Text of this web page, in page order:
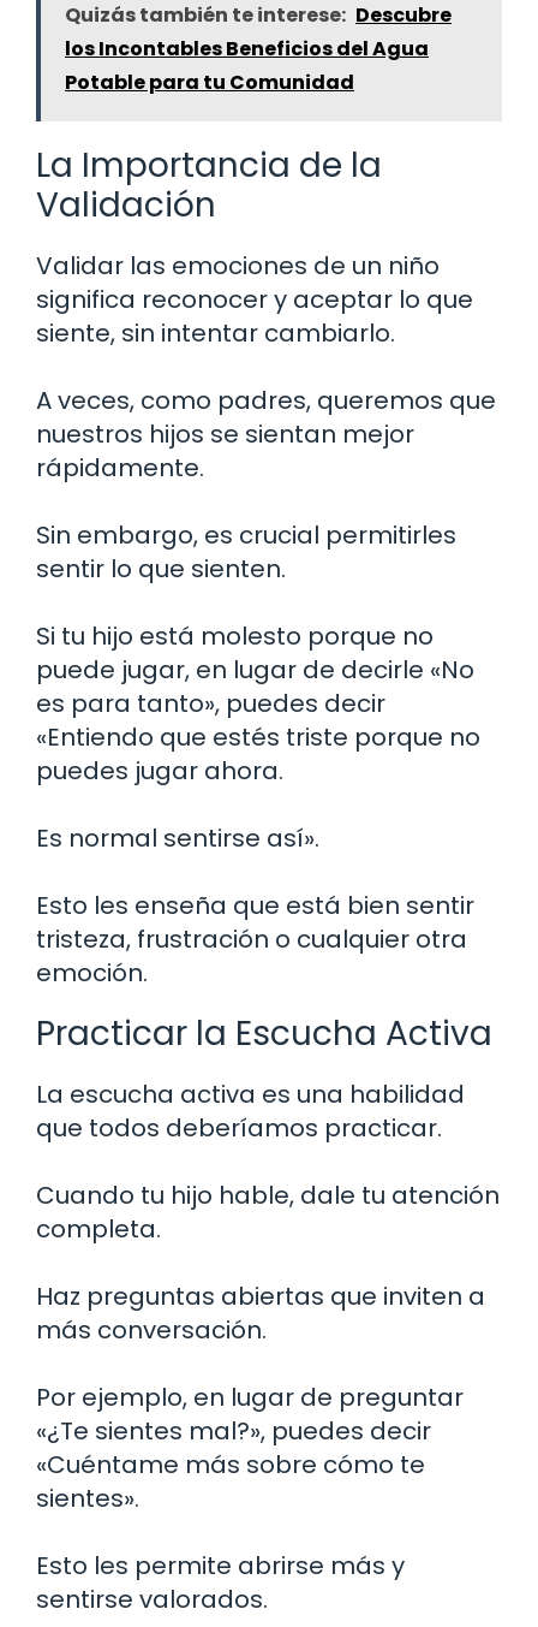
Quizás también te interese: Descubre
los Incontables Beneficios del Agua
Potable para tu Comunidad
La Importancia de la
Validación
Validar las emociones de un niño
significa reconocer y aceptar lo que
siente, sin intentar cambiarlo.
A veces, como padres, queremos que
nuestros hijos se sientan mejor
rápidamente.
Sin embargo, es crucial permitirles
sentir lo que sienten.
Si tu hijo está molesto porque no
puede jugar, en lugar de decirle «No
es para tanto», puedes decir
«Entiendo que estés triste porque no
puedes jugar ahora.
Es normal sentirse así».
Esto les enseña que está bien sentir
tristeza, frustración o cualquier otra
emoción.
Practicar la Escucha Activa
La escucha activa es una habilidad
que todos deberíamos practicar.
Cuando tu hijo hable, dale tu atención
completa.
Haz preguntas abiertas que inviten a
más conversación.
Por ejemplo, en lugar de preguntar
«¿Te sientes mal?», puedes decir
«Cuéntame más sobre cómo te
sientes».
Esto les permite abrirse más y
sentirse valorados.